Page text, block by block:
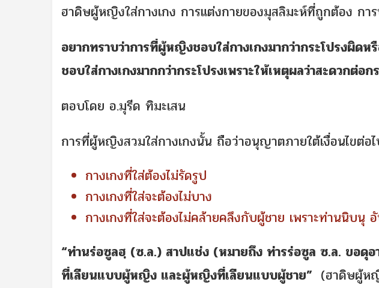
ฮาดิษผู้หญิงใส่กางเกง การแต่งกายของมุสลิมะห์ที่ถูกต้อง กา
อยากทราบว่าการที่ผู้หญิงชอบใส่กางเกงมากว่ากระโปรงผิด
ชอบใส่กางเกงมากกว่ากระโปรงเพราะให้เหตุผลว่าสะดวกต่
ตอบโดย อ.มุรีด ทิมะเสน
การที่ผู้หญิงสวมใส่กางเกงนั้น ถือว่าอนุญาตภายใต้เงื่อนไขต่อ
กางเกงที่ใส่ต้องไม่รัดรูป
กางเกงที่ใส่จะต้องไม่บาง
กางเกงที่ใส่จะต้องไม่คล้ายคลึงกับผู้ชาย เพราะท่านนิบนุ
“ท่านร่อซูลฮฺ (ซ.ล.) สาปแช่ง (หมายถึง ท่ารร่อซูล ซ.ล. ขอดุอ
ที่เลียนแบบผู้หญิง และผู้หญิงที่เลียนแบบผู้ชาย” (ฮาดิษผู้ห